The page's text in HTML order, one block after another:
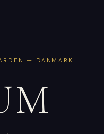
— DANMARK